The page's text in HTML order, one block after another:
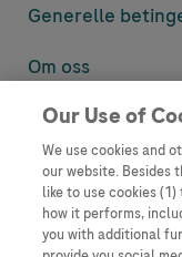
Generelle
Om oss
Denne nettsiden
informasjon som
Vennligst vær
informasjon som
prosess, regulering,
Our Use of
We use cookies and
our website. Besides
like to use cookies
how it performs,
you with additional